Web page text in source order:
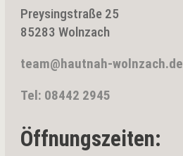
Preysingstraße 25
85283 Wolnzach
team@hautnah-wolnzach.de
Tel: 08442 2945
Öffnungszeiten: